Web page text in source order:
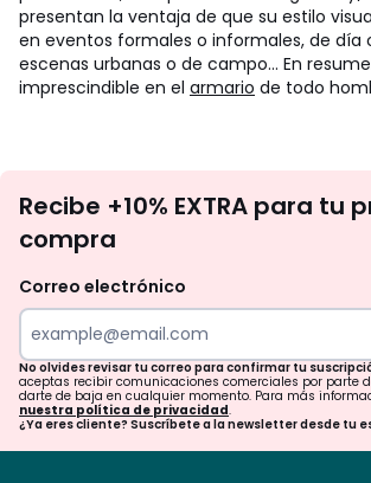
presentan la ventaja de que su estilo
en eventos formales o informales, de día
escenas urbanas o de campo… En
imprescindible en el armario de todo
te
tu
para
tu
Recibe +10% EXTRA para tu
compra
Correo electrónico
No olvides revisar tu correo para confirmar tu
aceptas recibir comunicaciones comerciales por parte
darte de baja en cualquier momento. Para más
nuestra política de privacidad.
¿Ya eres cliente? Suscríbete a la newsletter desde tu